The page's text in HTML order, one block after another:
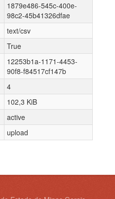
1879e486-545c-400e-
98c2-45b41326dfae
text/csv
True
12253b1a-1171-4453-
90f8-f84517cf147b
4
102,3 KiB
active
upload